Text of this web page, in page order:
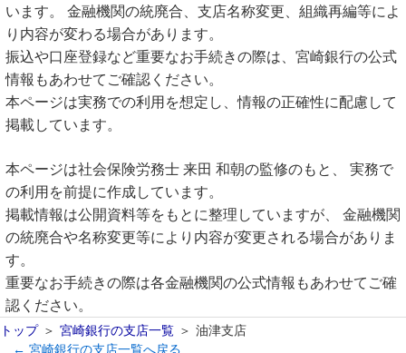
います。 金融機関の統廃合、支店名称変更、組織再編等によ
り内容が変わる場合があります。
振込や口座登録など重要なお手続きの際は、宮崎銀行の公式
情報もあわせてご確認ください。
本ページは実務での利用を想定し、情報の正確性に配慮して
掲載しています。
本ページは社会保険労務士 来田 和朝の監修のもと、 実務で
の利用を前提に作成しています。
掲載情報は公開資料等をもとに整理していますが、 金融機関
の統廃合や名称変更等により内容が変更される場合がありま
す。
重要なお手続きの際は各金融機関の公式情報もあわせてご確
認ください。
トップ 宮崎銀行の支店一覧
油津支店
← 宮崎銀行の支店一覧へ戻る